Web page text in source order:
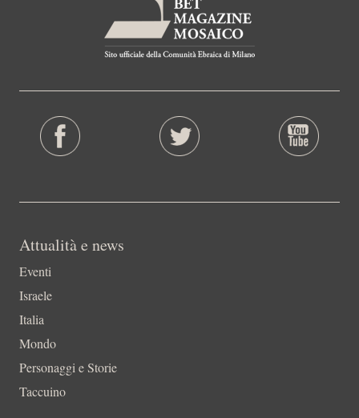
Attualità e news
Eventi
Israele
Italia
Mondo
Personaggi e Storie
Taccuino